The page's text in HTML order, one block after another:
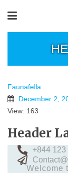
Faunafella
December 2,
View: 163
Header
+844 123
Welcome